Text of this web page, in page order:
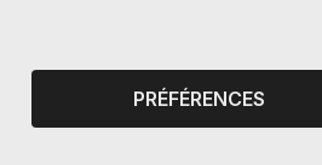
PRÉFÉRENCES